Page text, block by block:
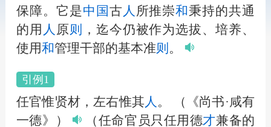
保障。它是中国 古 人 所推崇和 秉持的共通
的用 人 原 则
，迄今仍被作为选拔、培养、
使用和管理干部的基本准则 。
引例1
任官惟贤材，左右惟其 人 。
（《尚书·咸有
一德》）
（任命官员只任用德才兼备的